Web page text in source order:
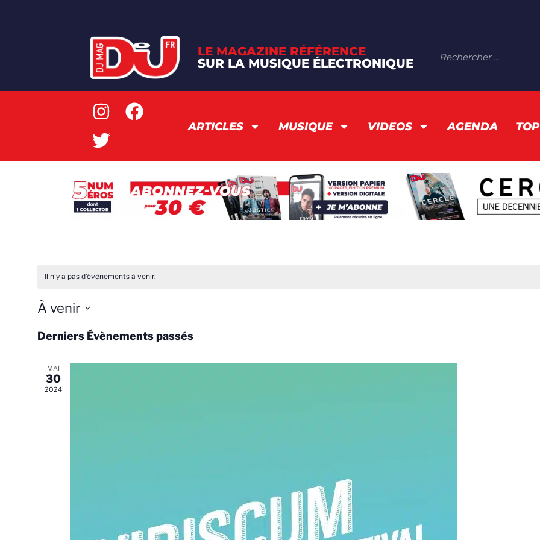
LE MAGAZINE RÉFÉRENCE
SUR LA MUSIQUE ÉLECTRONIQUE
ARTICLES MUSIQUE VIDEOS AGENDA
Il n’y a pas d’évènements à venir.
À venir
une
Derniers Évènements passés
MAI
30
2024